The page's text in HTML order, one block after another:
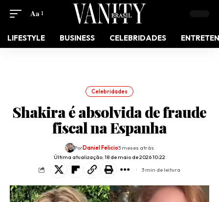
Aa
LIFESTYLE BUSINESS CELEBRIDADES
Celebridades
Shakira é absolvida de fraude
fiscal na Espanha
Última atualização: 18 de maio de 2026 10:22
PorDaniel Felicio3 meses atrás
3 min de leitura